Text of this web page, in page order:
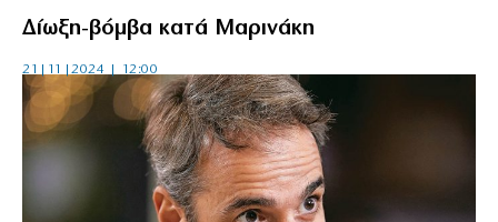
Δίωξη-βόμβα κατά Μαρινάκη
21|11|2024 | 12:00